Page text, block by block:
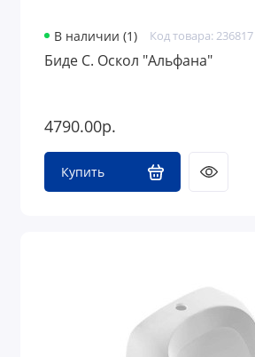
В наличии (1) Код товара: 236817
Биде С. Оскол "Альфана"
4790.00р.
Купить